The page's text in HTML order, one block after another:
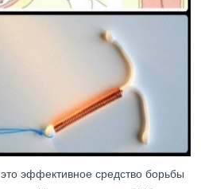
эффективное средство борьбы